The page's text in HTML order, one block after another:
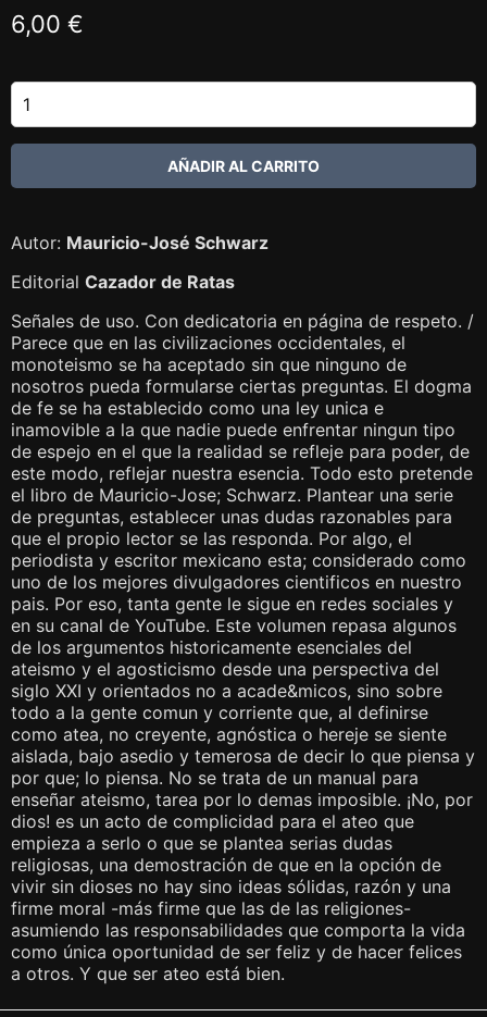
6,00 €
Autor: Mauricio-José Schwarz
Editorial Cazador de Ratas
Señales de uso. Con dedicatoria en página de respeto. /
Parece que en las civilizaciones occidentales, el
monoteismo se ha aceptado sin que ninguno de
nosotros pueda formularse ciertas preguntas. El dogma
de fe se ha establecido como una ley unica e
inamovible a la que nadie puede enfrentar ningun tipo
de espejo en el que la realidad se refleje para poder, de
este modo, reflejar nuestra esencia. Todo esto pretende
el libro de Mauricio-Jose; Schwarz. Plantear una serie
de preguntas, establecer unas dudas razonables para
que el propio lector se las responda. Por algo, el
periodista y escritor mexicano esta; considerado como
uno de los mejores divulgadores cientificos en nuestro
pais. Por eso, tanta gente le sigue en redes sociales y
en su canal de YouTube. Este volumen repasa algunos
de los argumentos historicamente esenciales del
ateismo y el agosticismo desde una perspectiva del
siglo XXI y orientados no a acade&micos, sino sobre
todo a la gente comun y corriente que, al definirse
como atea, no creyente, agnóstica o hereje se siente
aislada, bajo asedio y temerosa de decir lo que piensa y
por que; lo piensa. No se trata de un manual para
enseñar ateismo, tarea por lo demas imposible. ¡No, por
dios! es un acto de complicidad para el ateo que
empieza a serlo o que se plantea serias dudas
religiosas, una demostración de que en la opción de
vivir sin dioses no hay sino ideas sólidas, razón y una
firme moral -más firme que las de las religiones-
asumiendo las responsabilidades que comporta la vida
como única oportunidad de ser feliz y de hacer felices
a otros. Y que ser ateo está bien.